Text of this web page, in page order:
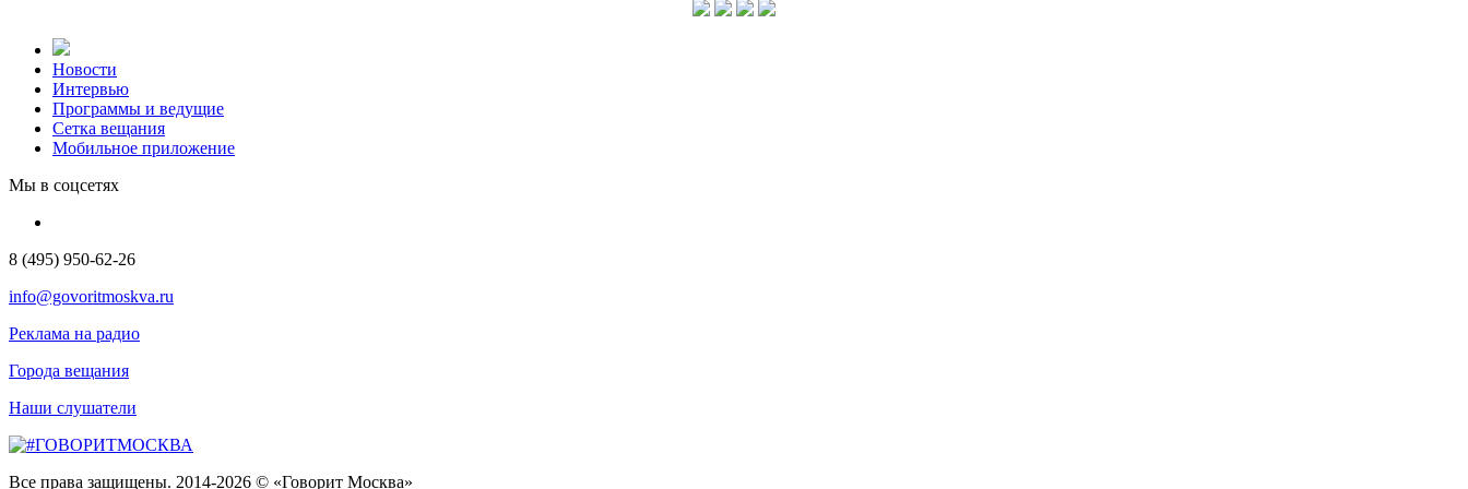
Новости
Интервью
Программы и ведущие
Сетка вещания
Мобильное приложение
Мы в соцсетях
8 (495) 950-62-26
info@govoritmoskva.ru
Реклама на радио
Города вещания
Наши слушатели
Все права защищены. 2014-2026 © «Говорит Москва»